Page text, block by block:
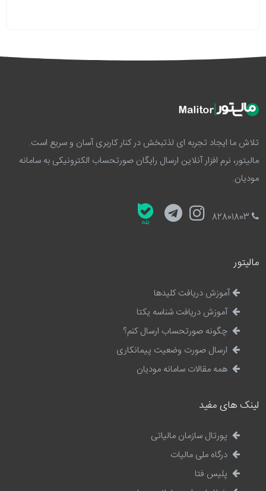
تلاش ما ایجاد تجربه ای لذتبخش در کنار کاربری آسان و سریع است.
مالیتور، نرم افزار آنلاین ارسال رایگان صورتحساب الکترونیکی به سامانه
مودیان.
مالیتور
آموزش دریافت کلیدها
آموزش دریافت شناسه یکتا
چگونه صورتحساب ارسال کنم؟
ارسال صورت وضعیت پیمانکاری
همه مقالات سامانه مودیان
لینک های مفید
پورتال سازمان مالیاتی
درگاه ملی مالیات
پلیس فتا